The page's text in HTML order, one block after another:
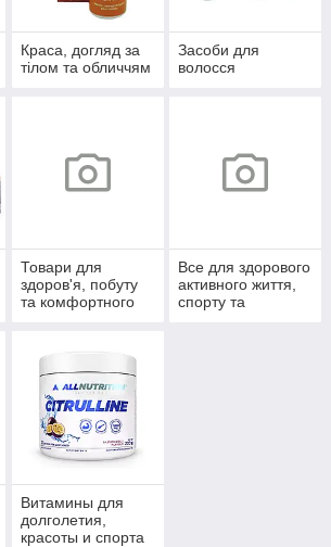
Краса, догляд за
тілом та обличчям
Засоби для
волосся
Товари для
здоров'я, побуту
та комфортного
Все для здорового
активного життя,
спорту та
Витамины для
долголетия,
красоты и спорта